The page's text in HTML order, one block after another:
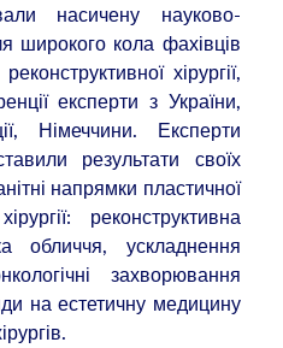
насичену науково-
широкого кола фахівців
хірургії,
експерти з України,
Німеччини. Експерти
результати своїх
напрямки пластичної
реконструктивна
обличчя, ускладнення
захворювання
на естетичну медицину